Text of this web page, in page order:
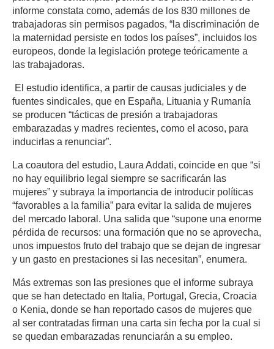
informe constata como, además de los 830 millones de
trabajadoras sin permisos pagados, “la discriminación de
la maternidad persiste en todos los países”, incluidos los
europeos, donde la legislación protege teóricamente a
las trabajadoras.
El estudio identifica, a partir de causas judiciales y de
fuentes sindicales, que en España, Lituania y Rumanía
se producen “tácticas de presión a trabajadoras
embarazadas y madres recientes, como el acoso, para
inducirlas a renunciar”.
La coautora del estudio, Laura Addati, coincide en que “si
no hay equilibrio legal siempre se sacrificarán las
mujeres” y subraya la importancia de introducir políticas
“favorables a la familia” para evitar la salida de mujeres
del mercado laboral. Una salida que “supone una enorme
pérdida de recursos: una formación que no se aprovecha,
unos impuestos fruto del trabajo que se dejan de ingresar
y un gasto en prestaciones si las necesitan”, enumera.
Más extremas son las presiones que el informe subraya
que se han detectado en Italia, Portugal, Grecia, Croacia
o Kenia, donde se han reportado casos de mujeres que
al ser contratadas firman una carta sin fecha por la cual si
se quedan embarazadas renunciarán a su empleo.